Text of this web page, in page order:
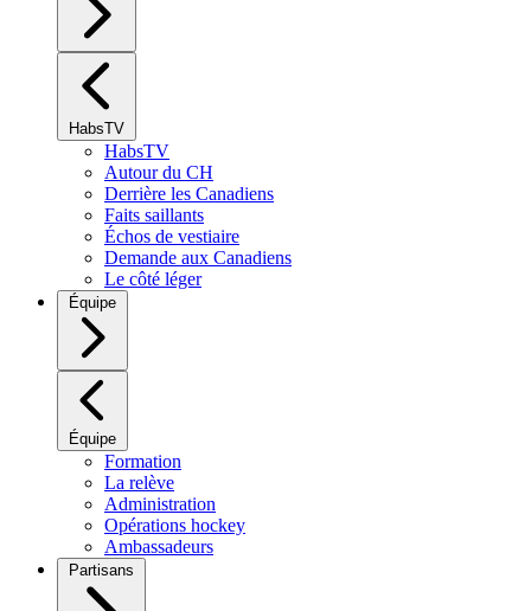
HabsTV
HabsTV
Autour du CH
Derrière les Canadiens
Faits saillants
Échos de vestiaire
Demande aux Canadiens
Le côté léger
Équipe
Équipe
Formation
La relève
Administration
Opérations hockey
Ambassadeurs
Partisans